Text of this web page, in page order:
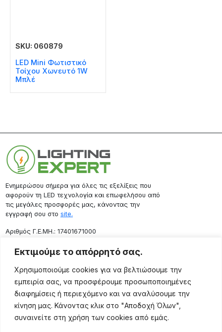
Εκτιμούμε το απόρρητό σας.
Χρησιμοποιούμε cookies για να βελτιώσουμε την
εμπειρία σας, να προσφέρουμε προσωποποιημένες
διαφημίσεις ή περιεχόμενο και να αναλύσουμε την
κίνηση μας. Κάνοντας κλικ στο "Αποδοχή Όλων",
συναινείτε στη χρήση των cookies από εμάς.
SKU: 060879
LED Mini Φωτιστικό
Τοίχου Χωνευτό 1W
Μπλέ
Ενημερώσου σήμερα για όλες τις εξελίξεις που
αφορούν τη LED τεχνολογία και επωφελήσου από
τις μεγάλες προσφορές μας, κάνοντας την
εγγραφή σου στο site.
Aριθμός Γ.Ε.ΜΗ.: 17401671000
Επικοινωνία
Ρόδου 133, Αθήνα 10443
(+30) 211 725 5427
sales@lightingexpert.gr